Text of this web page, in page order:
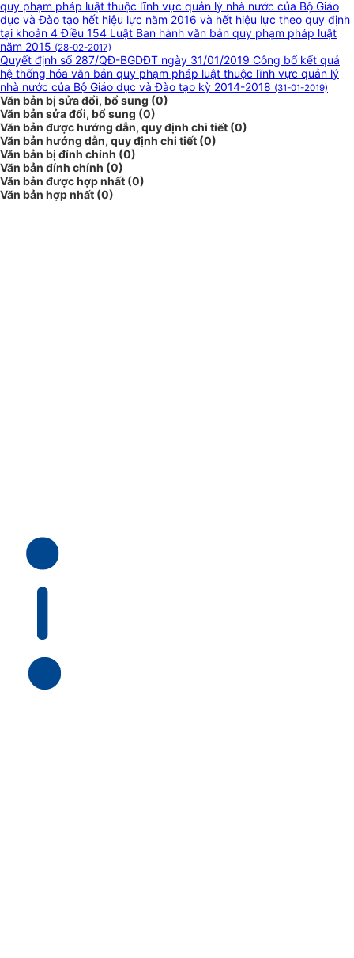
quy phạm pháp luật thuộc lĩnh vực quản lý nhà nước của Bộ Giáo
dục và Đào tạo hết hiệu lực năm 2016 và hết hiệu lực theo quy định
tại khoản 4 Điều 154 Luật Ban hành văn bản quy phạm pháp luật
năm 2015 (28-02-2017)
Quyết định số 287/QĐ-BGDĐT ngày 31/01/2019 Công bố kết quả
hệ thống hóa văn bản quy phạm pháp luật thuộc lĩnh vực quản lý
nhà nước của Bộ Giáo dục và Đào tạo kỳ 2014-2018 (31-01-2019)
Văn bản bị sửa đổi, bổ sung (0)
Văn bản sửa đổi, bổ sung (0)
Văn bản được hướng dẫn, quy định chi tiết (0)
Văn bản hướng dẫn, quy định chi tiết (0)
Văn bản bị đính chính (0)
Văn bản đính chính (0)
Văn bản được hợp nhất (0)
Văn bản hợp nhất (0)